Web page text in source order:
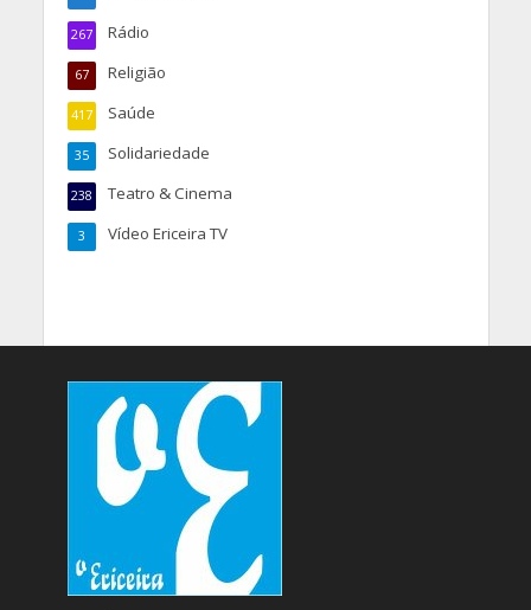
Rádio
267
Religião
67
Saúde
417
Solidariedade
35
Teatro & Cinema
238
Vídeo Ericeira TV
3